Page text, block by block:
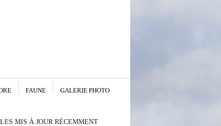
FAUNE GALERIE PHOTO
MIS À JOUR RÉCEMMENT